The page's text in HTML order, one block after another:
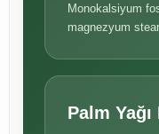
Monokalsiyum
magnezyum
Palm Yağı